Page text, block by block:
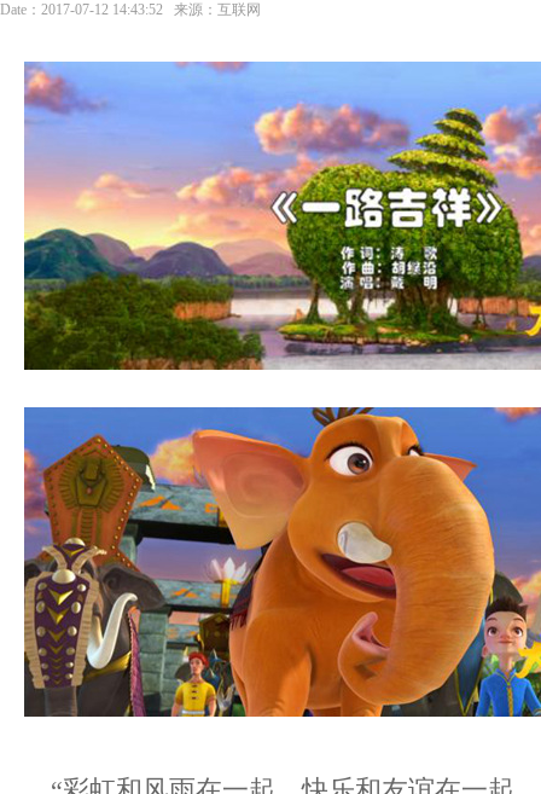
Date：2017-07-12 14:43:52 来源：互联网